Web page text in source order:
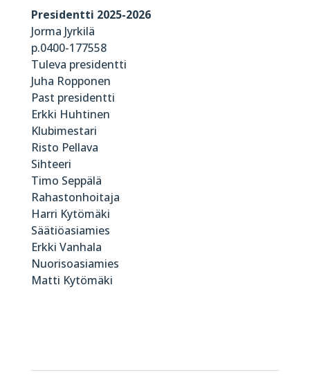
Presidentti 2025-2026
Jorma Jyrkilä
p.0400-177558
Tuleva presidentti
Juha Ropponen
Past presidentti
Erkki Huhtinen
Klubimestari
Risto Pellava
Sihteeri
Timo Seppälä
Rahastonhoitaja
Harri Kytömäki
Säätiöasiamies
Erkki Vanhala
Nuorisoasiamies
Matti Kytömäki